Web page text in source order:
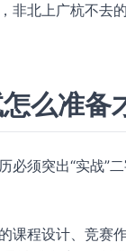
非北上广杭不去
么准备
必须突出“实战”
课程设计、竞赛